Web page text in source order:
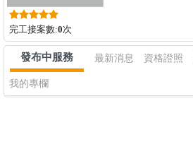
完工接案數:0次
發布中服務 最新消息 資格證照
我的專欄